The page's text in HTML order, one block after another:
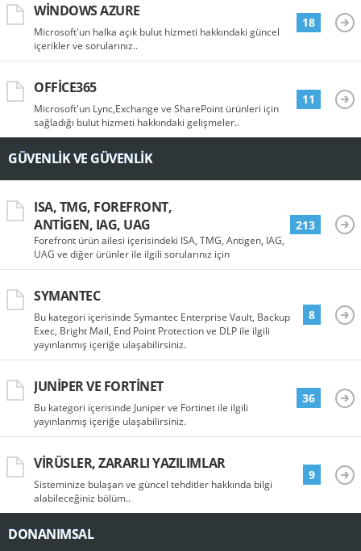
WINDOWS AZURE
Microsoft'un halka açık bulut hizmeti hakkındaki güncel
içerikler ve sorularınız..
18
OFFICE365
Microsoft'un Lync,Exchange ve SharePoint ürünleri için
sağladığı bulut hizmeti hakkındaki gelişmeler..
11
GÜVENLIK VE GÜVENLIK
ISA, TMG, FOREFRONT,
ANTIGEN, IAG, UAG
Forefront ürün ailesi içerisindeki ISA, TMG, Antigen, IAG,
UAG ve diğer ürünler ile ilgili sorularınız için
213
SYMANTEC
Bu kategori içerisinde Symantec Enterprise Vault, Backup
Exec, Bright Mail, End Point Protection ve DLP ile ilgili
yayınlanmış içeriğe ulaşabilirsiniz.
8
JUNIPER VE FORTINET
Bu kategori içerisinde Juniper ve Fortinet ile ilgili
yayınlanmış içeriğe ulaşabilirsiniz.
36
VIRÜSLER, ZARARLI YAZILIMLAR
Sisteminize bulaşan ve güncel tehditler hakkında bilgi
alabileceğiniz bölüm..
9
DONANIMSAL